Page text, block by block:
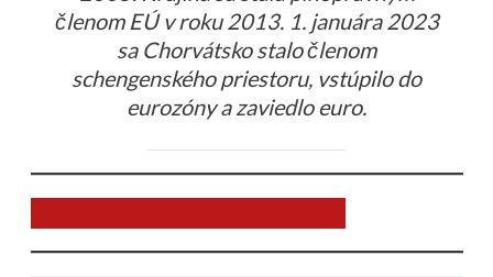
členom EÚ v roku 2013. 1. januára 2023
sa Chorvátsko stalo členom
schengenského priestoru, vstúpilo do
eurozóny a zaviedlo euro.